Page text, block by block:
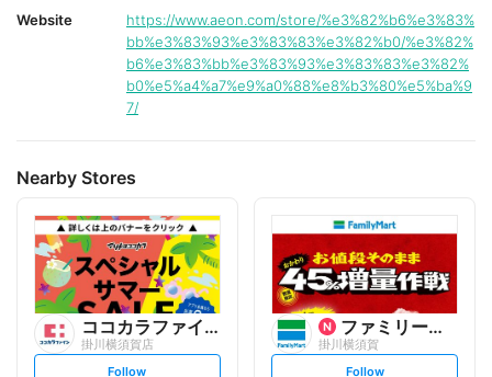
Website
https://www.aeon.com/store/%e3%82%b6%e3%83%
bb%e3%83%93%e3%83%83%e3%82%b0/%e3%82%
b6%e3%83%bb%e3%83%93%e3%83%83%e3%82%
b0%e5%a4%a7%e9%a0%88%e8%b3%80%e5%ba%9
7/
Nearby Stores
ココカラファイン
掛川横須賀店
s
Follow
ファミリーマート
掛川横須賀
s
Follow